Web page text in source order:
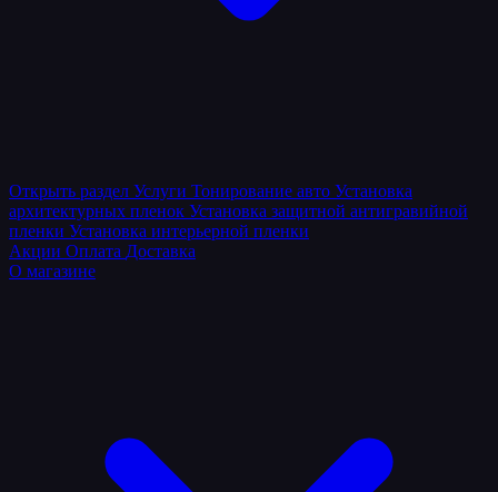
Открыть раздел Услуги Тонирование авто Установка
архитектурных пленок Установка защитной антигравийной
пленки Установка интерьерной пленки
Акции Оплата Доставка
О магазине